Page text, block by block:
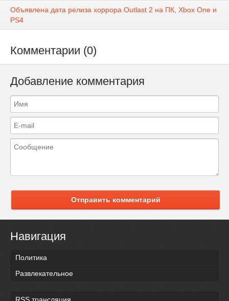
Объявлена дата релиза хоррора Outlast 2 на ПК, Xbox One и
PS4
Комментарии (0)
Добавление комментария
Отправить комментарий
Навигация
Политика
Развлекательное
RSS трансляция